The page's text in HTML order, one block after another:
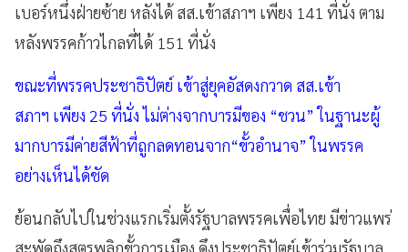
เบอร์หนึ่งฝ่ายซ้าย หลังได้ สส.เข้าสภาฯ เพียง 141 ที่นั่ง ตาม
หลังพรรคก้าวไกลที่ได้ 151 ที่นั่ง
ขณะที่พรรคประชาธิปัตย์ เข้าสู่ยุคอัสดงกวาด สส.เข้า
สภาฯ เพียง 25 ที่นั่ง ไม่ต่างจากบารมีของ “ชวน” ในฐานะผู้
มากบารมีค่ายสีฟ้าที่ถูกลดทอนจาก“ขั้วอำนาจ” ในพรรค
อย่างเห็นได้ชัด
ย้อนกลับไปในช่วงแรกเริ่มตั้งรัฐบาลพรรคเพื่อไทย มีข่าวแพร่
สะพัดถึงสูตรพลิกขั้วการเมือง ดึงประชาธิปัตย์เข้าร่วมรัฐบาล